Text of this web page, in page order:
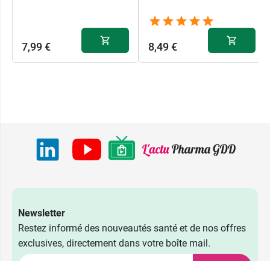
7,99 € 8,49 €
Newsletter
Restez informé des nouveautés santé et de nos offres
exclusives, directement dans votre boîte mail.